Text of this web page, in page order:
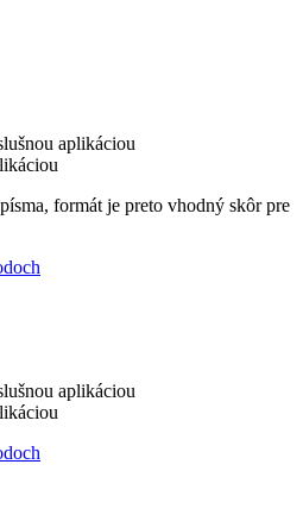
aplikáciou
formát je preto vhodný skôr pre
aplikáciou